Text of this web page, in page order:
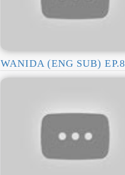
WANIDA (ENG SUB)